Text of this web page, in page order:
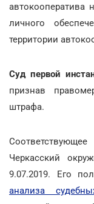
автокооператива
личного
территории
Суд первой
признав
штрафа.
Черкасский
9.07.2019. Его
анализа